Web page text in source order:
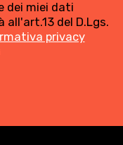
dei miei dati
all'art.13 del D.Lgs.
privacy